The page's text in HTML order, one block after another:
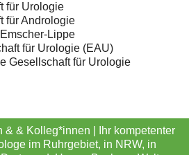
für Urologie
für Andrologie
Lippe
für Urologie (EAU)
Gesellschaft für Urologie
& & Kolleg*innen | Ihr kompetenter
im Ruhrgebiet, in NRW, in